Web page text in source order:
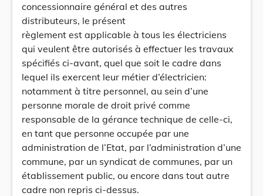
concessionnaire général et des autres
distributeurs, le présent
règlement est applicable à tous les électriciens
qui veulent être autorisés à effectuer les travaux
spécifiés ci-avant, quel que soit le cadre dans
lequel ils exercent leur métier d’électricien:
notamment à titre personnel, au sein d’une
personne morale de droit privé comme
responsable de la gérance technique de celle-ci,
en tant que personne occupée par une
administration de l’Etat, par l’administration d’une
commune, par un syndicat de communes, par un
établissement public, ou encore dans tout autre
cadre non repris ci-dessus.